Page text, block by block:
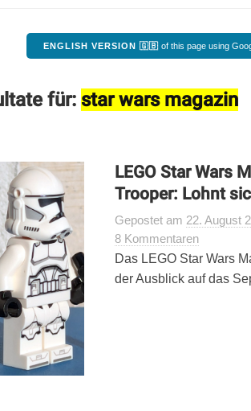
ENGLISH VERSION 🇬🇧 of this page using
für: star wars magazin
LEGO Star Wars
Trooper: Lohnt
Gepostetam 22. August
8 Kommentaren
Das LEGO Star Wars
der Ausblick auf das